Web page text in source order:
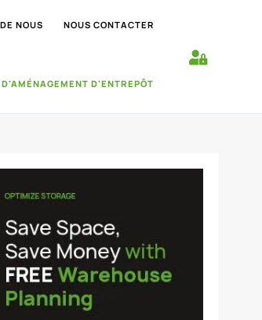
NOUS NOUS CONTACTER
D'ENTREPÔT